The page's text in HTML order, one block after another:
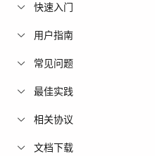
快速入门
用户指南
常见问题
最佳实践
相关协议
文档下载